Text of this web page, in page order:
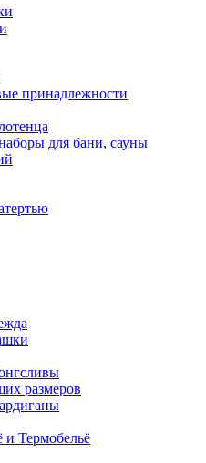
принадлежности
для бани, сауны
размеров
Термобельё